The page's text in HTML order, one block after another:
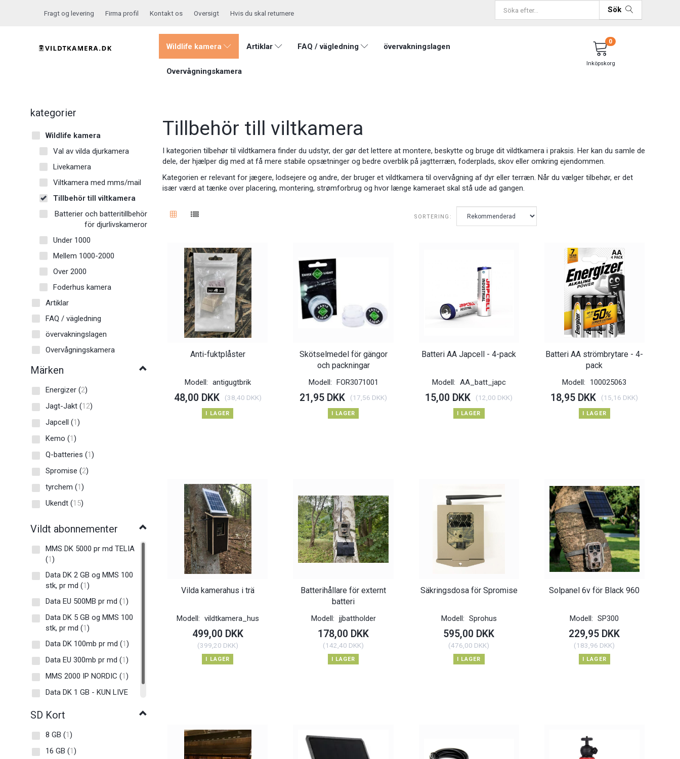
Sök
Fragt og levering Firma profil Kontakt os Oversigt Hvis du skal returnere
Wildlife kamera Artiklar FAQ / vägledning övervakningslagen
Overvågningskamera
Inköpskorg
0
kategorier
Wildlife kamera
Val av vilda djurkamera
Livekamera
Viltkamera med mms/mail
Tillbehör till viltkamera
Batterier och batteritillbehör
för djurlivskameror
Under 1000
Mellem 1000-2000
Over 2000
Foderhus kamera
Artiklar
FAQ / vägledning
övervakningslagen
Overvågningskamera
Märken
Energizer (2)
Jagt-Jakt (12)
Japcell (1)
Kemo (1)
Q-batteries (1)
Spromise (2)
tyrchem (1)
Ukendt (15)
Vildt abonnementer
MMS DK 5000 pr md TELIA
(1)
Data DK 2 GB og MMS 100
stk, pr md (1)
Data EU 500MB pr md (1)
Data DK 5 GB og MMS 100
stk, pr md (1)
Data DK 100mb pr md (1)
Data EU 300mb pr md (1)
MMS 2000 IP NORDIC (1)
Data DK 1 GB - KUN LIVE
SD Kort
8 GB (1)
16 GB (1)
Tillbehör till viltkamera
I kategorien tilbehør til vildtkamera finder du udstyr, der gør det lettere at montere, beskytte og bruge dit vildtkamera i praksis. Her kan du samle de
dele, der hjælper dig med at få mere stabile opsætninger og bedre overblik på jagtterræn, foderplads, skov eller omkring ejendommen.
Kategorien er relevant for jægere, lodsejere og andre, der bruger et vildtkamera til overvågning af dyr eller terræn. Når du vælger tilbehør, er det
især værd at tænke over placering, montering, strømforbrug og hvor længe kameraet skal stå ude ad gangen.
SORTERING:
Anti-fuktplåster
Modell: antigugtbrik
48,00 DKK (38,40 DKK)
I LAGER
Skötselmedel för gängor
och packningar
Modell: FOR3071001
21,95 DKK (17,56 DKK)
I LAGER
Batteri AA Japcell - 4-pack
Modell: AA_batt_japc
15,00 DKK (12,00 DKK)
I LAGER
Batteri AA strömbrytare - 4-
pack
Modell: 100025063
18,95 DKK (15,16 DKK)
I LAGER
Vilda kamerahus i trä
Modell: vildtkamera_hus
499,00 DKK
(399,20 DKK)
I LAGER
Batterihållare för externt
batteri
Modell: jjbattholder
178,00 DKK
(142,40 DKK)
I LAGER
Säkringsdosa för Spromise
Modell: Sprohus
595,00 DKK
(476,00 DKK)
I LAGER
Solpanel 6v för Black 960
Modell: SP300
229,95 DKK
(183,96 DKK)
I LAGER